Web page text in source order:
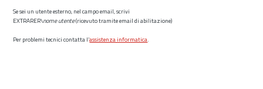
Se sei un utente esterno, nel campo email, scrivi
EXTRARER\nome utente(ricevuto tramite email di abilitazione)
Per problemi tecnici contatta l’assistenza informatica.